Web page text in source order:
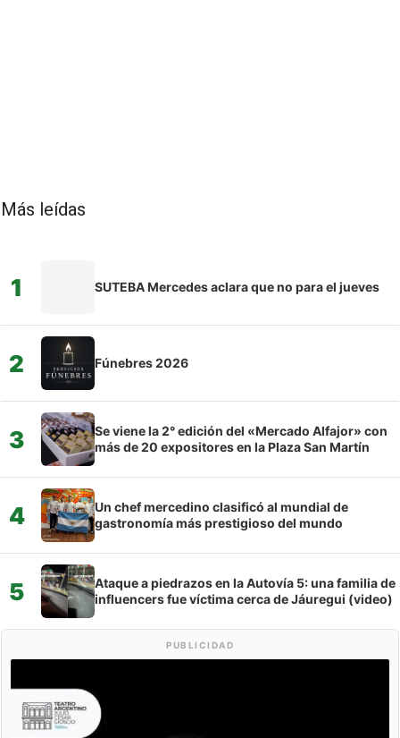
Más leídas
1 SUTEBA Mercedes aclara que no para el jueves
2 Fúnebres 2026
3
Se viene la 2° edición del «Mercado Alfajor» con
más de 20 expositores en la Plaza San Martín
4
Un chef mercedino clasificó al mundial de
gastronomía más prestigioso del mundo
5
Ataque a piedrazos en la Autovía 5: una familia de
influencers fue víctima cerca de Jáuregui (video)
PUBLICIDAD